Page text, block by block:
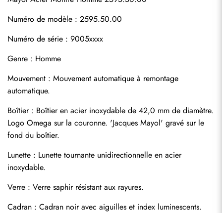
Numéro de modèle : 2595.50.00
Numéro de série : 9005xxxx
Genre : Homme
Mouvement : Mouvement automatique à remontage
automatique.
Boîtier : Boîtier en acier inoxydable de 42,0 mm de diamètre.
Logo Omega sur la couronne. 'Jacques Mayol' gravé sur le
fond du boîtier.
Lunette : Lunette tournante unidirectionnelle en acier
inoxydable.
Verre : Verre saphir résistant aux rayures.
Cadran : Cadran noir avec aiguilles et index luminescents.